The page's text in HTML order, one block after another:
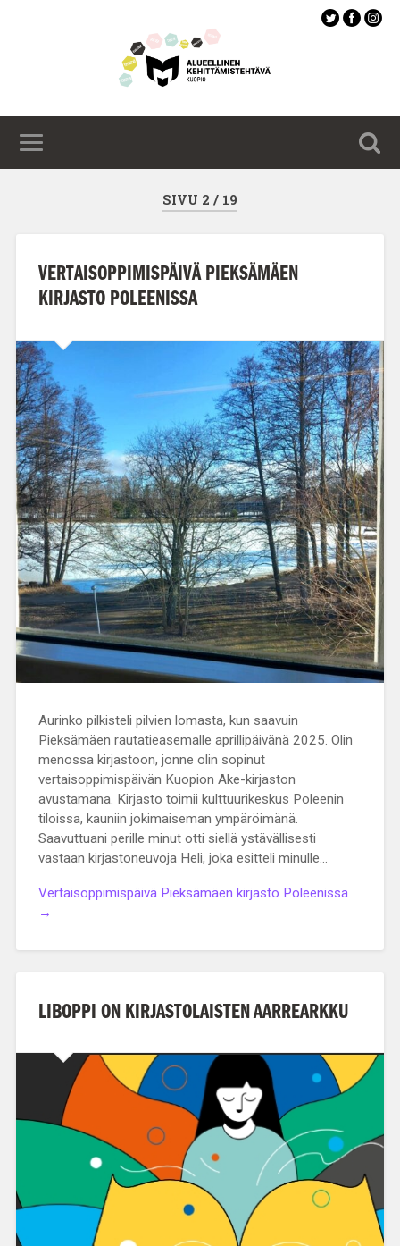
SIVU 2 / 19
VERTAISOPPIMISPÄIVÄ PIEKSÄMÄEN
KIRJASTO POLEENISSA
Aurinko pilkisteli pilvien lomasta, kun saavuin
Pieksämäen rautatieasemalle aprillipäivänä 2025. Olin
menossa kirjastoon, jonne olin sopinut
vertaisoppimispäivän Kuopion Ake-kirjaston
avustamana. Kirjasto toimii kulttuurikeskus Poleenin
tiloissa, kauniin jokimaiseman ympäröimänä.
Saavuttuani perille minut otti siellä ystävällisesti
vastaan kirjastoneuvoja Heli, joka esitteli minulle…
Vertaisoppimispäivä Pieksämäen kirjasto Poleenissa
→
LIBOPPI ON KIRJASTOLAISTEN AARREARKKU